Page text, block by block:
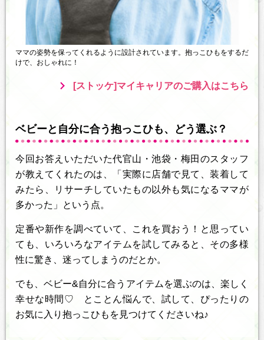
ママの姿勢を保ってくれるように設計されています。抱っこひもをするだ
けで、おしゃれに！
[ストッケ]マイキャリアのご購入はこちら
ベビーと自分に合う抱っこひも、どう選ぶ？
今回お答えいただいた代官山・池袋・梅田のスタッフ
が教えてくれたのは、「実際に店舗で見て、装着して
みたら、リサーチしていたもの以外も気になるママが
多かった」という点。
定番や新作を調べていて、これを買おう！と思ってい
ても、いろいろなアイテムを試してみると、その多様
性に驚き、迷ってしまうのだとか。
でも、ベビー&自分に合うアイテムを選ぶのは、楽しく
幸せな時間♡ とことん悩んで、試して、ぴったりの
お気に入り抱っこひもを見つけてくださいね♪